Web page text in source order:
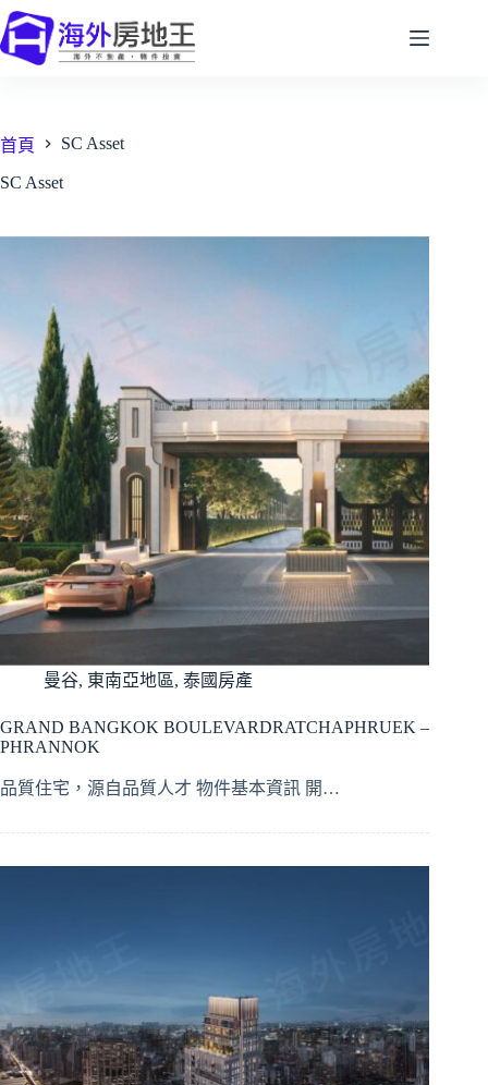
跳
至
容
首頁 SC Asset
SC Asset
曼谷, 東南亞地區, 泰國房產
GRAND BANGKOK BOULEVARDRATCHAPHRUEK –
PHRANNOK
品質住宅，源自品質人才 物件基本資訊 開…